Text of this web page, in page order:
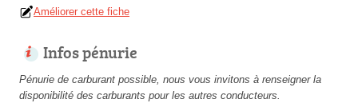
Améliorer cette fiche
Infos pénurie
Pénurie de carburant possible, nous vous invitons à renseigner la
disponibilité des carburants pour les autres conducteurs.